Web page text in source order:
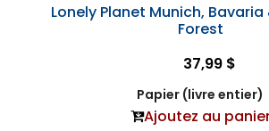
Lonely Planet Munich,
Forest
37,99 $
Papier (livre entier)
Ajoutez au